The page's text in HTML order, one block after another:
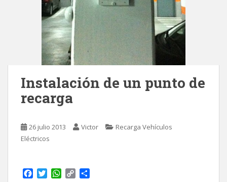
Instalación de un punto de
recarga
26 julio 2013 Victor
Recarga Vehículos
Eléctricos
T
W
C